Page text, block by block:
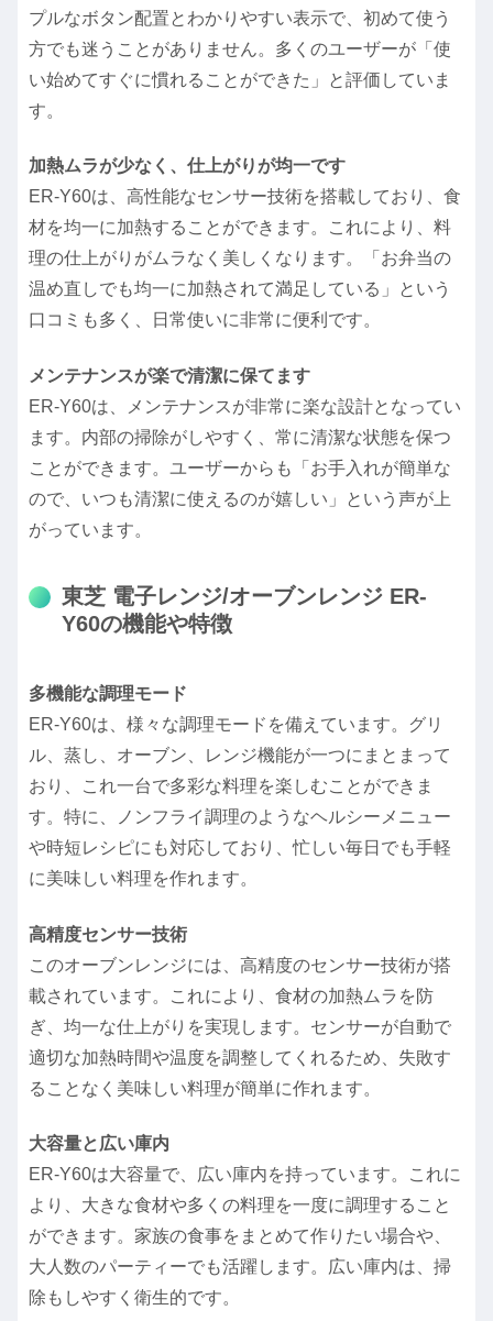
プルなボタン配置とわかりやすい表示で、初めて使う
方でも迷うことがありません。多くのユーザーが「使
い始めてすぐに慣れることができた」と評価していま
す。
加熱ムラが少なく、仕上がりが均一です
ER-Y60は、高性能なセンサー技術を搭載しており、食
材を均一に加熱することができます。これにより、料
理の仕上がりがムラなく美しくなります。「お弁当の
温め直しでも均一に加熱されて満足している」という
口コミも多く、日常使いに非常に便利です。
メンテナンスが楽で清潔に保てます
ER-Y60は、メンテナンスが非常に楽な設計となってい
ます。内部の掃除がしやすく、常に清潔な状態を保つ
ことができます。ユーザーからも「お手入れが簡単な
ので、いつも清潔に使えるのが嬉しい」という声が上
がっています。
東芝 電子レンジ/オーブンレンジ ER-
Y60の機能や特徴
多機能な調理モード
ER-Y60は、様々な調理モードを備えています。グリ
ル、蒸し、オーブン、レンジ機能が一つにまとまって
おり、これ一台で多彩な料理を楽しむことができま
す。特に、ノンフライ調理のようなヘルシーメニュー
や時短レシピにも対応しており、忙しい毎日でも手軽
に美味しい料理を作れます。
高精度センサー技術
このオーブンレンジには、高精度のセンサー技術が搭
載されています。これにより、食材の加熱ムラを防
ぎ、均一な仕上がりを実現します。センサーが自動で
適切な加熱時間や温度を調整してくれるため、失敗す
ることなく美味しい料理が簡単に作れます。
大容量と広い庫内
ER-Y60は大容量で、広い庫内を持っています。これに
より、大きな食材や多くの料理を一度に調理すること
ができます。家族の食事をまとめて作りたい場合や、
大人数のパーティーでも活躍します。広い庫内は、掃
除もしやすく衛生的です。